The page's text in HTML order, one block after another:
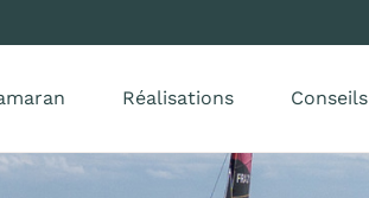
Réalisations Conseils